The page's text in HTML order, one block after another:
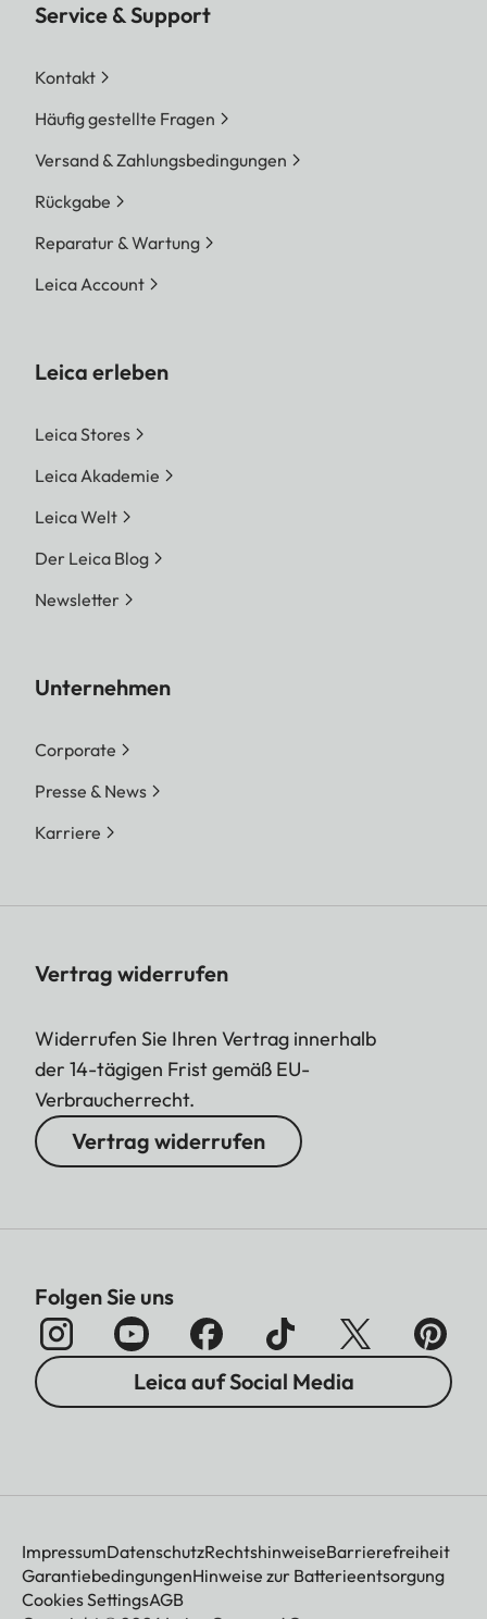
Service & Support
Kontakt
Häufig gestellte Fragen
Versand & Zahlungsbedingungen
Rückgabe
Reparatur & Wartung
Leica Account
Leica erleben
Leica Stores
Leica Akademie
Leica Welt
Der Leica Blog
Newsletter
Unternehmen
Corporate
Presse & News
Karriere
Vertrag widerrufen
Widerrufen Sie Ihren Vertrag innerhalb
der 14-tägigen Frist gemäß EU-
Verbraucherrecht.
Vertrag widerrufen
Folgen Sie uns
Leica auf Social Media
ImpressumDatenschutzRechtshinweiseBarrierefreiheit
GarantiebedingungenHinweise zur Batterieentsorgung
Cookies SettingsAGB